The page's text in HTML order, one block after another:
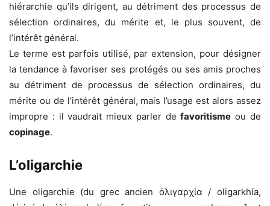
hiérarchie qu’ils dirigent, au détriment des processus de
sélection ordinaires, du mérite et, le plus souvent, de
l’intérêt général.
Le terme est parfois utilisé, par extension, pour désigner
la tendance à favoriser ses protégés ou ses amis proches
au détriment de processus de sélection ordinaires, du
mérite ou de l’intérêt général, mais l’usage est alors assez
impropre : il vaudrait mieux parler defavoritisme ou de
copinage.
L’oligarchie
Une oligarchie (du grec ancien ὀλιγαρχία / oligarkhía,